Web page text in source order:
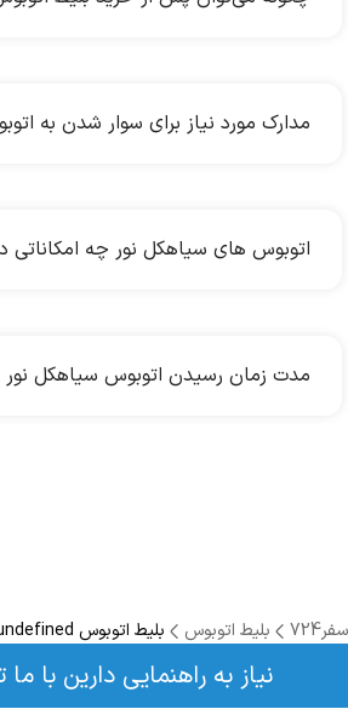
مدارک مورد نیاز برای سوار شدن به
اتوبوس های سیاهکل نور چه امکاناتی
مدت زمان رسیدن اتوبوس سیاهکل
سفر724 بلیط اتوبوس بلیط اتوبوس undefined به undefined
نیاز به راهنمایی دارین با